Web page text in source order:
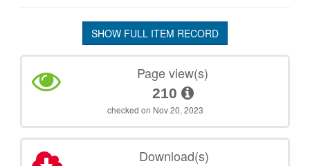
SHOW FULL ITEM RECORD
Page view(s)
210
checked on Nov 20, 2023
Download(s)